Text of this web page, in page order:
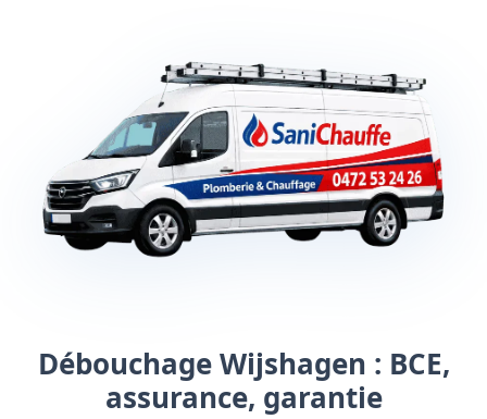
Débouchage Wijshagen : BCE,
assurance, garantie